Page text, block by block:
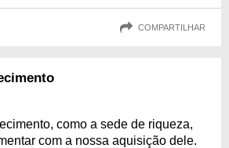
COMPARTILHAR
como a sede de riqueza,
com a nossa aquisição dele.